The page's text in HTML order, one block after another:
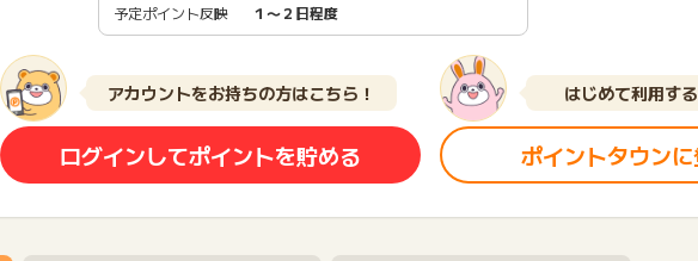
予定ポイント反映
１〜２日程度
アカウントをお持ちの方はこちら！
ログインしてポイントを貯める
はじめて利用す
ポイントタウン